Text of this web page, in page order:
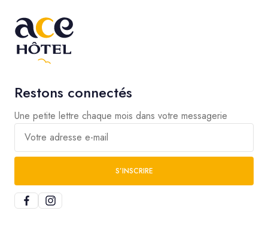
Restons connectés
Une petite lettre chaque mois dans votre messagerie
Votre adresse e-mail
S’INSCRIRE